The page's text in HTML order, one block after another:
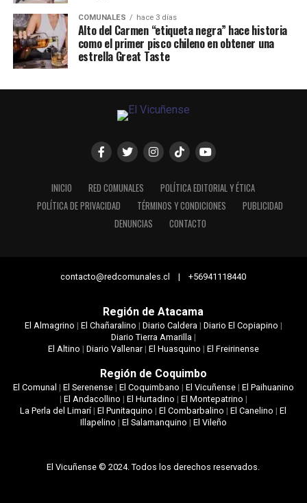
COMUNALES hace 3 días
Alto del Carmen “etiqueta negra” hace historia
como el primer pisco chileno en obtener una
estrella Great Taste
INICIO RED COMUNALES
POLÍTICA EDITORIAL Y ÉTICA
POLÍTICA DE PRIVACIDAD
TÉRMINOS Y CONDICIONES
PUBLICIDAD
DENUNCIAS
CONTACTO
contacto@redcomunales.cl | +56941118440
Región de Atacama
El Almagrino | El Chañaralino | Diario Caldera| Diario El Copiapino |
Diario Tierra Amarilla|
El Altino | Diario Vallenar| El Huasquino | El Freirinense
Región de Coquimbo
El Comunal | El Serenense| El Coquimbano | El Vicuñense| El Paihuanino
| El Andacollino | El Hurtadino | El Montepatrino |
La Perla del Limarí|El Punitaquino |El Combarbalino |El Canelino |El
Illapelino | El Salamanquino | El Vileño
El Vicuñense © 2024. Todos los derechos reservados.